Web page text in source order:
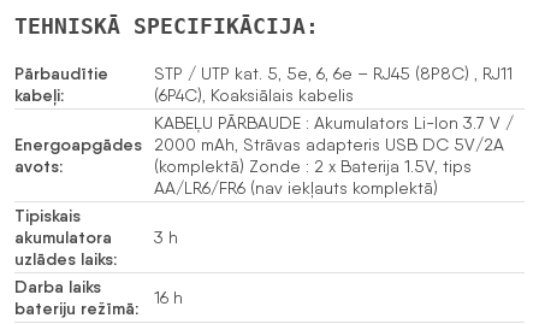
NT24-
daudzums
TEHNISKĀ SPECIFIKĀCIJA:
Pārbaudītie
kabeļi:
STP / UTP kat. 5, 5e, 6, 6e – RJ45 (8P8C) , RJ11
(6P4C), Koaksiālais kabelis
Energoapgādes
avots:
KABEĻU PĀRBAUDE : Akumulators Li-Ion 3.7 V /
2000 mAh, Strāvas adapteris USB DC 5V/2A
(komplektā) Zonde : 2 x Baterija 1.5V, tips
AA/LR6/FR6 (nav iekļauts komplektā)
Tipiskais
akumulatora
uzlādes laiks:
3 h
Darba laiks
bateriju režīmā:
16 h